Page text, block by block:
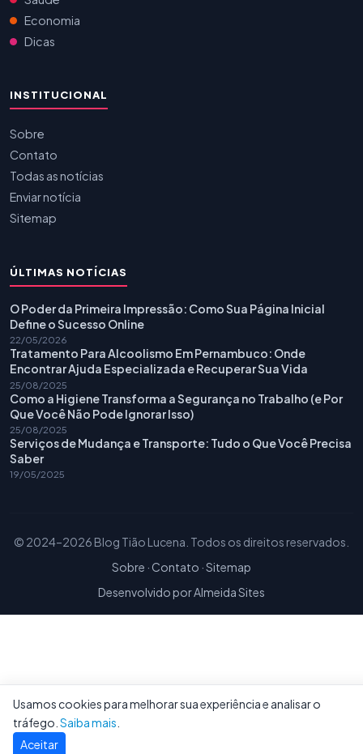
Economia
Dicas
INSTITUCIONAL
Sobre
Contato
Todas as notícias
Enviar notícia
Sitemap
ÚLTIMAS NOTÍCIAS
O Poder da Primeira Impressão: Como Sua Página Inicial
Define o Sucesso Online
22/05/2026
Tratamento Para Alcoolismo Em Pernambuco: Onde
Encontrar Ajuda Especializada e Recuperar Sua Vida
25/08/2025
Como a Higiene Transforma a Segurança no Trabalho (e Por
Que Você Não Pode Ignorar Isso)
25/08/2025
Serviços de Mudança e Transporte: Tudo o Que Você Precisa
Saber
19/05/2025
© 2024–2026 Blog Tião Lucena. Todos os direitos reservados.
Sobre · Contato ·Sitemap
Desenvolvido porAlmeida Sites
Usamos cookies para melhorar sua experiência e analisar o
tráfego. Saiba mais
Aceitar